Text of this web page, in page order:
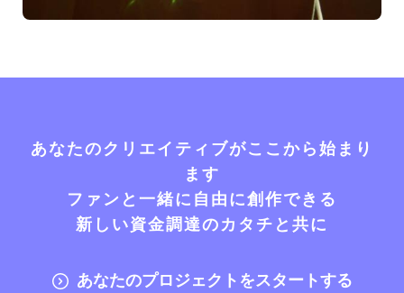
あなたのクリエイティブがここから始まり
ます
ファンと一緒に自由に創作できる
新しい資金調達のカタチと共に
あなたのプロジェクトをスタートする